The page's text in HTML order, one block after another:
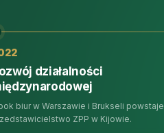
działalności
biur w Warszawie i Brukseli powstaje
ZPP w Kijowie.